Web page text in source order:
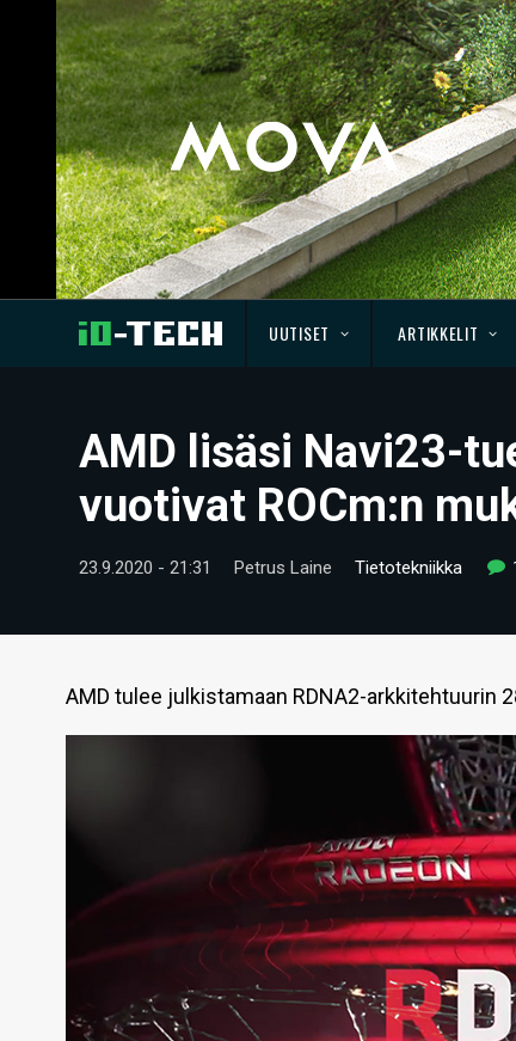
UUTISET ARTIKKELIT
AMD lisäsi Navi23-
vuotivat ROCm:n
23.9.2020 - 21:31 Petrus Laine Tietotekniikka
AMD tulee julkistamaan RDNA2-arkkitehtuurin